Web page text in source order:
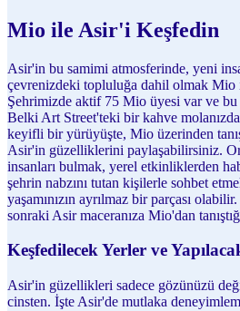
Mio ile Asir'i Keşfedin
Asir'in bu samimi atmosferinde, yeni
çevrenizdeki topluluğa dahil olmak Mio
Şehrimizde aktif 75 Mio üyesi var ve bu
Belki Art Street'teki bir kahve
keyifli bir yürüyüşte, Mio üzerinden
Asir'in güzelliklerini paylaşabilirsiniz.
insanları bulmak, yerel etkinliklerden
şehrin nabzını tutan kişilerle sohbet
yaşamınızın ayrılmaz bir parçası
sonraki Asir maceranıza Mio'dan
Keşfedilecek Yerler ve
Asir'in güzellikleri sadece gözünüzü
cinsten. İşte Asir'de mutlaka